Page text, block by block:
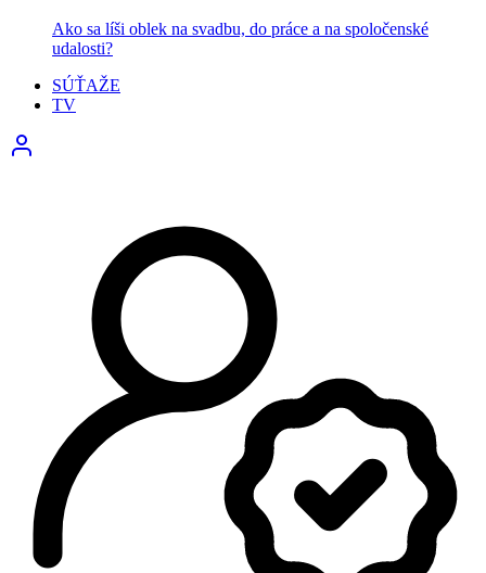
Ako sa líši oblek na svadbu, do práce a na spoločenské
udalosti?
SÚŤAŽE
TV